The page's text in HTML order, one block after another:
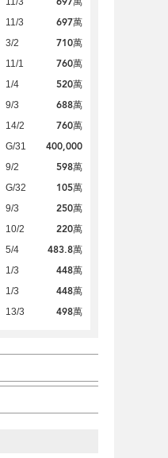
11/3 697萬
3/2 710萬
11/1 760萬
1/4 520萬
9/3 688萬
14/2 760萬
G/31 400,000
9/2 598萬
G/32 105萬
9/3 250萬
10/2 220萬
5/4 483.8萬
1/3 448萬
1/3 448萬
13/3 498萬